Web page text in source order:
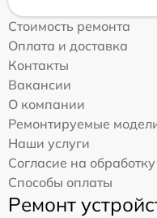
Стоимость ремонта
Оплата и доставка
Контакты
Вакансии
О компании
Ремонтируемые
Наши услуги
Согласие на
Способы оплаты
Ремонт